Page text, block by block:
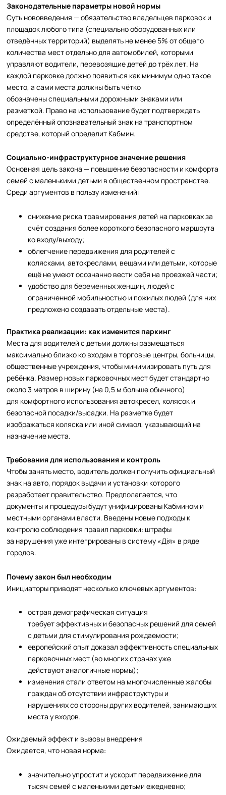
Законодательные параметры новой нормы
Суть нововведения — обязательство владельцев парковок и
площадок любого типа (специально оборудованных или
отведённых территорий) выделять не менее 5% от общего
количества мест отдельно для автомобилей, которыми
управляют водители, перевозящие детей до трёх лет. На
каждой парковке должно появиться как минимум одно такое
место, а сами места должны быть чётко
обозначены специальными дорожными знаками или
разметкой. Право на использование будет подтверждать
определённый опознавательный знак на транспортном
средстве, который определит Кабмин.
Социально-инфраструктурное значение решения
Основная цель закона — повышение безопасности и комфорта
семей с маленькими детьми в общественном пространстве.
Среди аргументов в пользу изменений:
снижение риска травмирования детей на парковках за
счёт создания более короткого безопасного маршрута
ко входу/выходу;
облегчение передвижения для родителей с
колясками, автокреслами, вещами или детьми, которые
ещё не умеют осознанно вести себя на проезжей части;
удобство для беременных женщин, людей с
ограниченной мобильностью и пожилых людей (для них
предложено создавать отдельные места).
Практика реализации: как изменится паркинг
Места для водителей с детьми должны размещаться
максимально близко ко входам в торговые центры, больницы,
общественные учреждения, чтобы минимизировать путь для
ребёнка. Размер новых парковочных мест будет стандартно
около 3 метров в ширину (на 0,5 м больше обычного)
для комфортного использования автокресел, колясок и
безопасной посадки/высадки. На разметке будет
изображаться коляска или иной символ, указывающий на
назначение места.
Требования для использования и контроль
Чтобы занять место, водитель должен получить официальный
знак на авто, порядок выдачи и установки которого
разработает правительство. Предполагается, что
документы и процедуры будут унифицированы Кабмином и
местными органами власти. Введены новые подходы к
контролю соблюдения правил парковки: штрафы
за нарушения уже интегрированы в систему «Дія» в ряде
городов.
Почему закон был необходим
Инициаторы приводят несколько ключевых аргументов:
острая демографическая ситуация
требует эффективных и безопасных решений для семей
с детьми для стимулирования рождаемости;
европейский опыт доказал эффективность специальных
парковочных мест (во многих странах уже
действуют аналогичные нормы);
изменения стали ответом на многочисленные жалобы
граждан об отсутствии инфраструктуры и
нарушениях со стороны других водителей, занимающих
места у входов.
Ожидаемый эффект и вызовы внедрения
Ожидается, что новая норма:
значительно упростит и ускорит передвижение для
тысяч семей с маленькими детьми ежедневно;